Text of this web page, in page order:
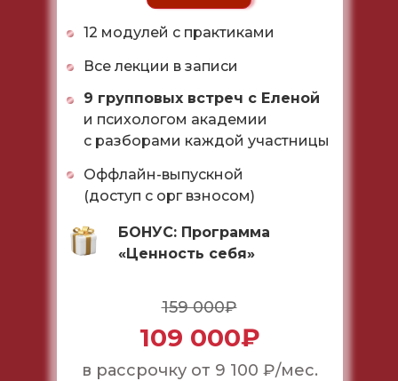
12 модулей с практиками
Все лекции в записи
9 групповых встреч с Еленой
и психологом академии
с разборами каждой участницы
Оффлайн-выпускной
(доступ с орг взносом)
БОНУС: Программа
«Ценность себя»
109 000₽
159 000₽
в рассрочку от 9 100 ₽/мес.